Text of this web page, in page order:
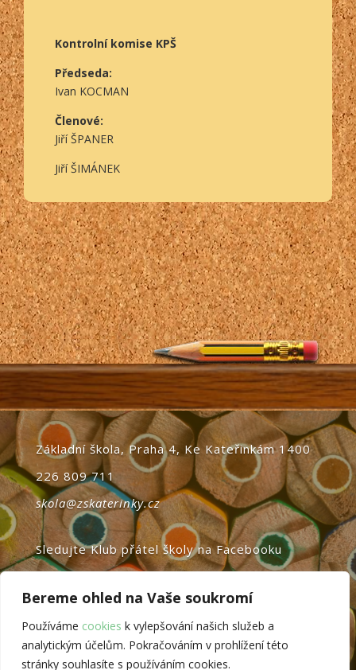
Bereme ohled na Vaše soukromí
Používáme cookies k vylepšování našich služeb a
analytickým účelům. Pokračováním v prohlížení této
stránky souhlasíte s používáním cookies.
Kontrolní komise KPŠ
Předseda:
Ivan KOCMAN
Členové:
Jiří ŠPANER
Jiří ŠIMÁNEK
Základní škola, Praha 4, Ke Kateřinkám 1400
226 809 711
skola@zskaterinky.cz
Sledujte Klub přátel školy na Facebooku
domovská stránka
login
web vytvořilARIT s.r.o.